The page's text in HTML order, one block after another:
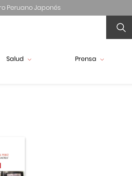
Peruano Japonés
Salud Prensa